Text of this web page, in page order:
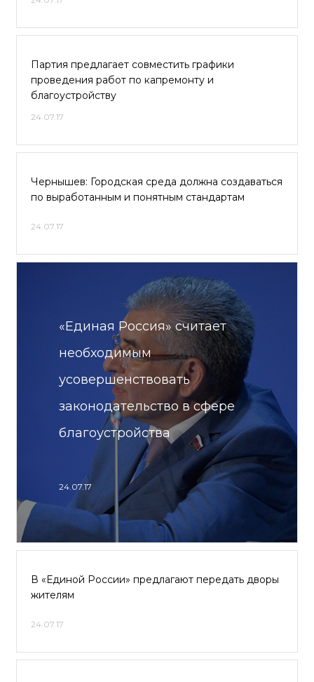
Партия предлагает совместить графики
проведения работ по капремонту и
благоустройству
24.07.17
Чернышев: Городская среда должна создаваться
по выработанным и понятным стандартам
24.07.17
«Единая Россия» считает
необходимым
усовершенствовать
законодательство в сфере
благоустройства
24.07.17
В «Единой России» предлагают передать дворы
жителям
24.07.17